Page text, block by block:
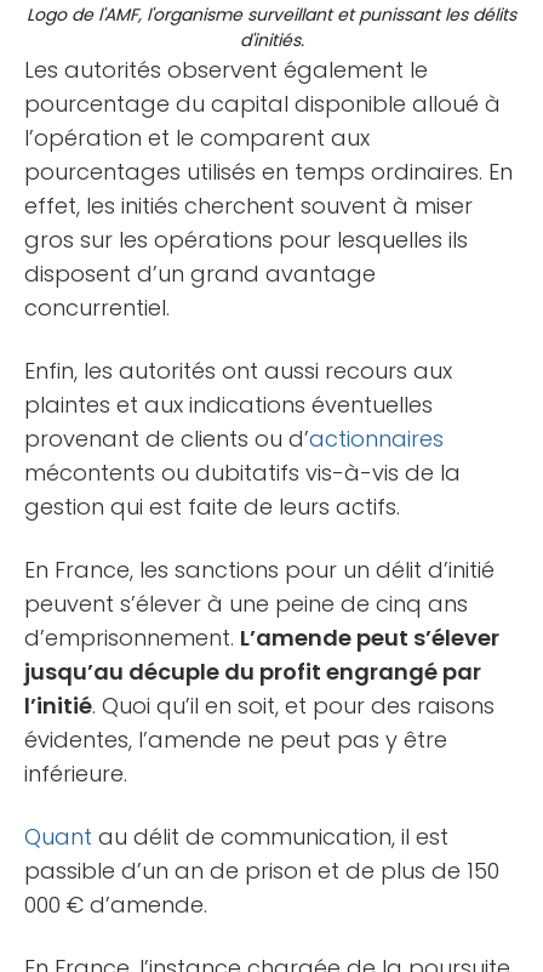
Logo de l'AMF, l'organisme surveillant et punissant les délits
d'initiés.
Les autorités observent également le
pourcentage du capital disponible alloué à
l’opération et le comparent aux
pourcentages utilisés en temps ordinaires. En
effet, les initiés cherchent souvent à miser
gros sur les opérations pour lesquelles ils
disposent d’un grand avantage
concurrentiel.
Enfin, les autorités ont aussi recours aux
plaintes et aux indications éventuelles
provenant de clients ou d’actionnaires
mécontents ou dubitatifs vis-à-vis de la
gestion qui est faite de leurs actifs.
En France, les sanctions pour un délit d’initié
peuvent s’élever à une peine de cinq ans
d’emprisonnement. L’amende peut s’élever
jusqu’au décuple du profit engrangé par
l’initié. Quoi qu’il en soit, et pour des raisons
évidentes, l’amende ne peut pas y être
inférieure.
Quant au délit de communication, il est
passible d’un an de prison et de plus de 150
000 € d’amende.